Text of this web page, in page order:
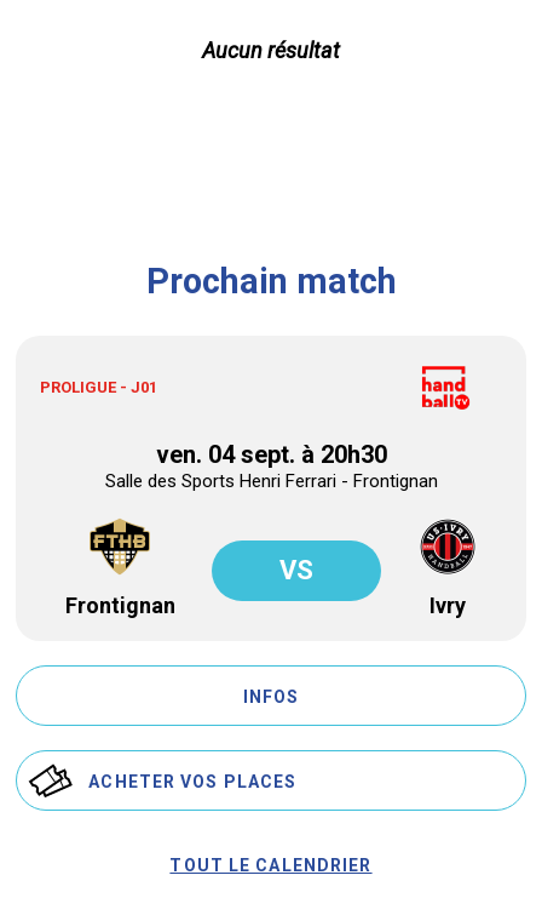
Aucun résultat
Prochain match
PROLIGUE - J01
ven. 04 sept. à 20h30
Salle des Sports Henri Ferrari - Frontignan
Frontignan
VS
Ivry
INFOS
ACHETER VOS PLACES
TOUT LE CALENDRIER